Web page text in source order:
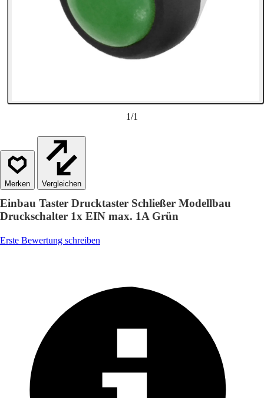
1/1
Vergleichen
Einbau Taster Drucktaster Schließer Modellbau
Druckschalter 1x EIN max. 1A Grün
Erste Bewertung schreiben